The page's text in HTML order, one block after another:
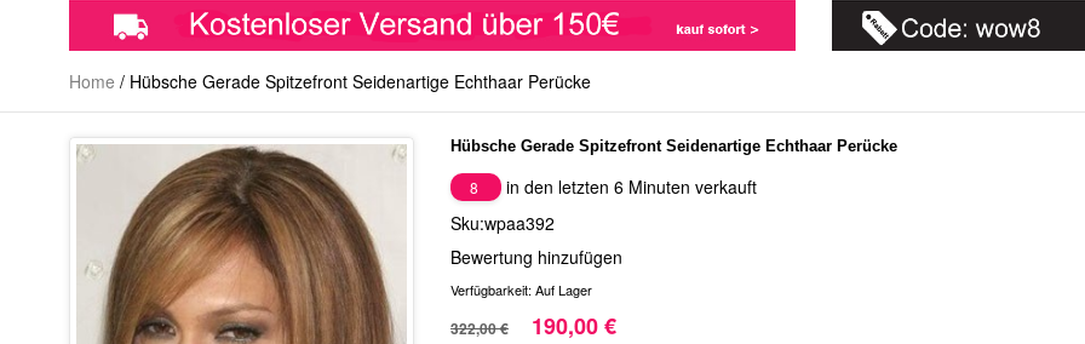
Home / Hübsche Gerade Spitzefront Seidenartige Echthaar Perücke
Hübsche Gerade Spitzefront Seidenartige Echthaar Perücke
8
in den letzten 6 Minuten verkauft
Sku:wpaa392
Bewertung hinzufügen
Verfügbarkeit: Auf Lager
322,00 € 190,00 €